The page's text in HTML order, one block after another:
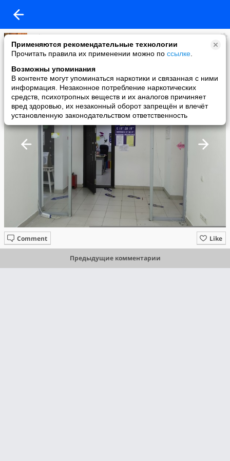
Применяются рекомендательные технологии
Прочитать правила их применении можно по ссылке
Возможны упоминания
В контенте могут упоминаться наркотики и связанная с ними
информация. Незаконное потребление наркотических
средств, психотропных веществ и их аналогов причиняет
вред здоровью, их незаконный оборот запрещён и влечёт
установленную законодательством ответственность
Yuliya
added a photo
22 Jun в 19:28
Like
Comment
Предыдущие комментарии